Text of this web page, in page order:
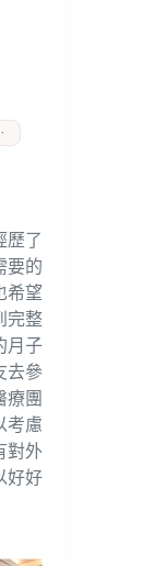
歷了
要的
希望
完整
月子
去參
療團
考慮
對外
好好